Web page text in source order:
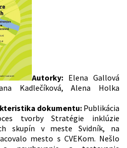
Autorky: Elena Gallová
Kadlečíková, Alena Holka
dokumentu: Publikácia
tvorby Stratégie inklúzie
skupín v meste Svidník, na
mesto s CVEKom. Nešlo